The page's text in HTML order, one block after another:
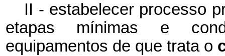
II - estabelecer processo
etapas mínimas e
equipamentos de que trata o